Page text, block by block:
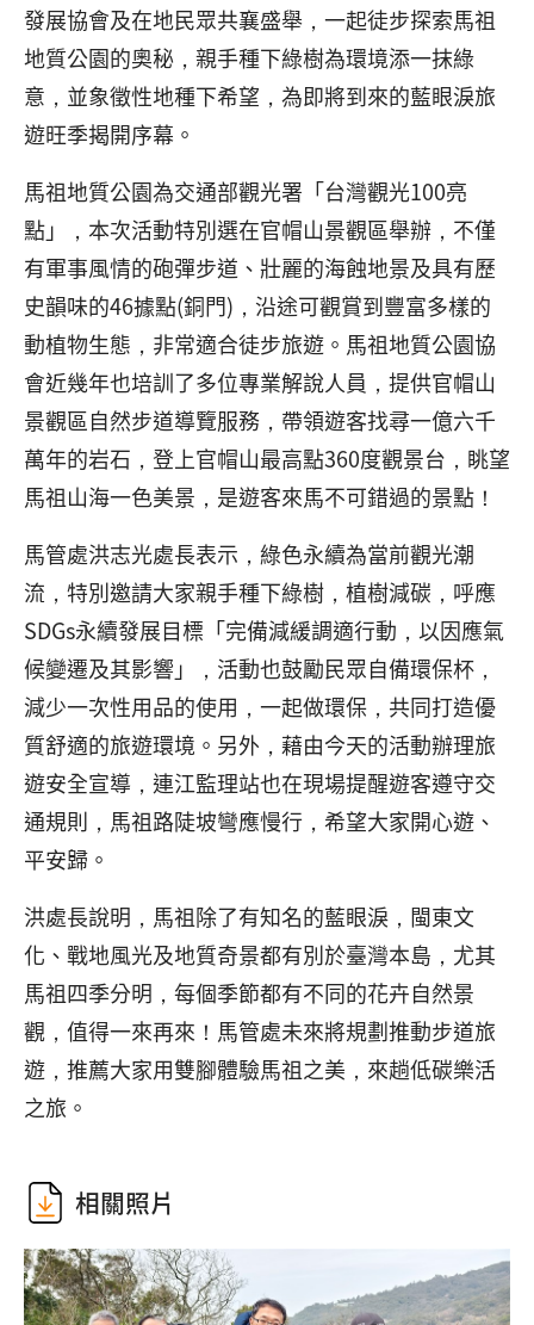
發展協會及在地民眾共襄盛舉，一起徒步探索馬祖
地質公園的奧秘，親手種下綠樹為環境添一抹綠
意，並象徵性地種下希望，為即將到來的藍眼淚旅
遊旺季揭開序幕。
馬祖地質公園為交通部觀光署「台灣觀光100亮
點」，本次活動特別選在官帽山景觀區舉辦，不僅
有軍事風情的砲彈步道、壯麗的海蝕地景及具有歷
史韻味的46據點(銅門)，沿途可觀賞到豐富多樣的
動植物生態，非常適合徒步旅遊。馬祖地質公園協
會近幾年也培訓了多位專業解說人員，提供官帽山
景觀區自然步道導覽服務，帶領遊客找尋一億六千
萬年的岩石，登上官帽山最高點360度觀景台，眺望
馬祖山海一色美景，是遊客來馬不可錯過的景點！
馬管處洪志光處長表示，綠色永續為當前觀光潮
流，特別邀請大家親手種下綠樹，植樹減碳，呼應
SDGs永續發展目標「完備減緩調適行動，以因應氣
候變遷及其影響」，活動也鼓勵民眾自備環保杯，
減少一次性用品的使用，一起做環保，共同打造優
質舒適的旅遊環境。另外，藉由今天的活動辦理旅
遊安全宣導，連江監理站也在現場提醒遊客遵守交
通規則，馬祖路陡坡彎應慢行，希望大家開心遊、
平安歸。
洪處長說明，馬祖除了有知名的藍眼淚，閩東文
化、戰地風光及地質奇景都有別於臺灣本島，尤其
馬祖四季分明，每個季節都有不同的花卉自然景
觀，值得一來再來！馬管處未來將規劃推動步道旅
遊，推薦大家用雙腳體驗馬祖之美，來趟低碳樂活
之旅。
相關照片